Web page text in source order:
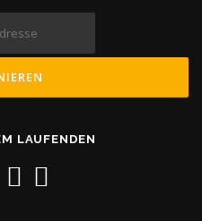
LAUFENDEN